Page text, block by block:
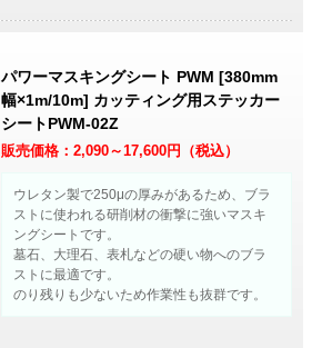
パワーマスキングシート PWM [380mm
幅×1m/10m] カッティング用ステッカー
シートPWM-02Z
販売価格：2,090～17,600円（税込）
ウレタン製で250μの厚みがあるため、ブラ
ストに使われる研削材の衝撃に強いマスキ
ングシートです。
墓石、大理石、表札などの硬い物へのブラ
ストに最適です。
のり残りも少ないため作業性も抜群です。